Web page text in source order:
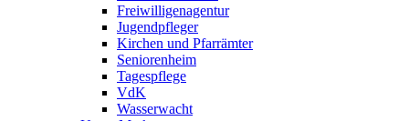
Freiwilligenagentur
Jugendpfleger
Kirchen und Pfarrämter
Seniorenheim
Tagespflege
VdK
Wasserwacht